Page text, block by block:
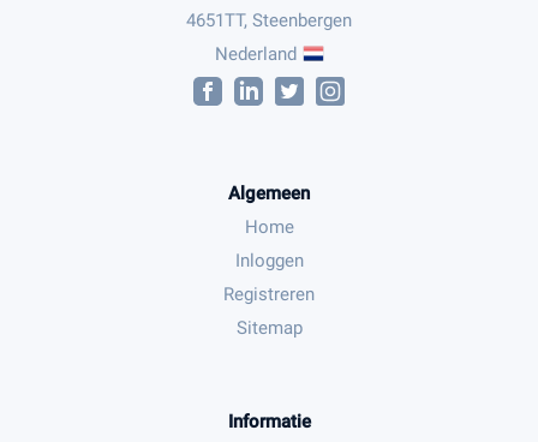
4651TT, Steenbergen
Nederland
Algemeen
Home
Inloggen
Registreren
Sitemap
Informatie